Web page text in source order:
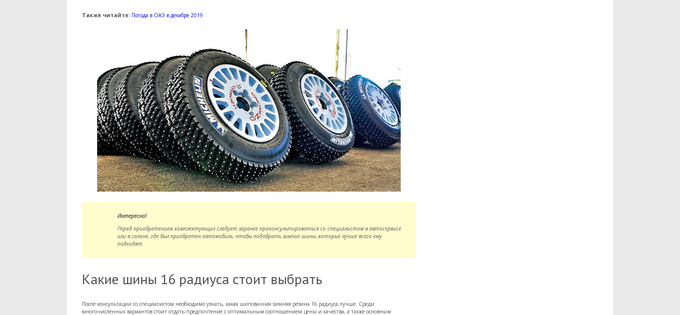
Также читайте: Погода в ОАЭ в декабре 2019
Интересно!
Перед приобретением комплектующих следует заранее проконсультироваться со специалистом в автосервисе
или в салоне, где был приобретен автомобиль, чтобы подобрать зимние шины, которые лучше всего ему
подходят.
Какие шины 16 радиуса стоит выбрать
После консультации со специалистом необходимо узнать, какая шипованная зимняя резина 16 радиуса лучше. Среди
многочисленных вариантов стоит отдать предпочтение с оптимальным соотношением цены и качества, а также основным